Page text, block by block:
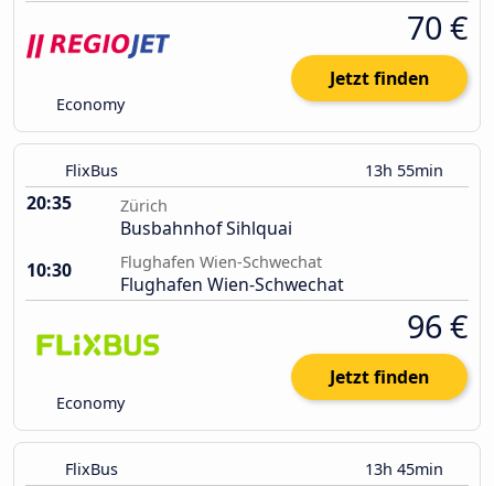
Economy
70 €
Jetzt finden
FlixBus 13h 55min
20:35 Zürich
Busbahnhof Sihlquai
10:30
Flughafen Wien-Schwechat
Flughafen Wien-Schwechat
Economy
96 €
Jetzt finden
FlixBus 13h 45min